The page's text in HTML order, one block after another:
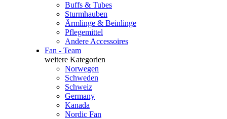
Buffs & Tubes
Sturmhauben
Ärmlinge & Beinlinge
Pflegemittel
Andere Accessoires
Fan - Team
weitere Kategorien
Norwegen
Schweden
Schweiz
Germany
Kanada
Nordic Fan